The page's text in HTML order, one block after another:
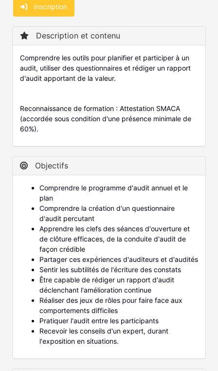
Inscription
Description et contenu
Comprendre les outils pour planifier et participer à un
audit, utiliser des questionnaires et rédiger un rapport
d'audit apportant de la valeur.
Reconnaissance de formation : Attestation SMACA
(accordée sous condition d'une présence minimale de
60%).
Objectifs
Comprendre le programme d'audit annuel et le
plan
Comprendre la création d'un questionnaire
d'audit percutant
Apprendre les clefs des séances d'ouverture et
de clôture efficaces, de la conduite d'audit de
façon crédible
Partager ces expériences d'auditeurs et d'audités
Sentir les subtilités de l'écriture des constats
Être capable de rédiger un rapport d'audit
déclenchant l'amélioration continue
Réaliser des jeux de rôles pour faire face aux
comportements difficiles
Pratiquer l'audit entre les participants
Recevoir les conseils d'un expert, durant
l'exposition en situations.